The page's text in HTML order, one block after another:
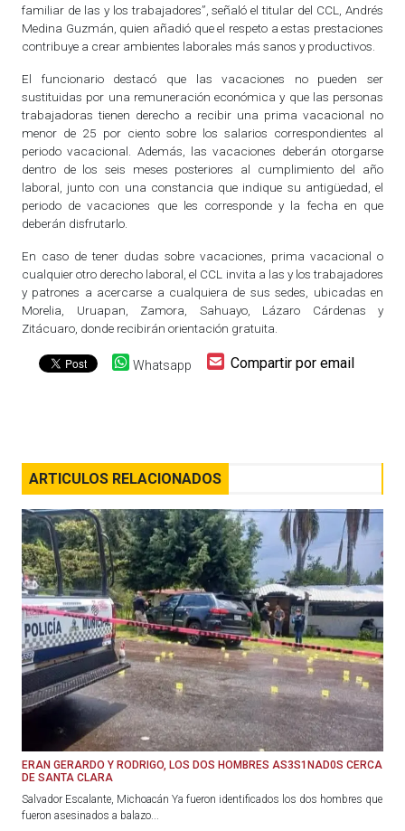
familiar de las y los trabajadores”, señaló el titular del CCL, Andrés
Medina Guzmán, quien añadió que el respeto a estas prestaciones
contribuye a crear ambientes laborales más sanos y productivos.
El funcionario destacó que las vacaciones no pueden ser
sustituidas por una remuneración económica y que las personas
trabajadoras tienen derecho a recibir una prima vacacional no
menor de 25 por ciento sobre los salarios correspondientes al
periodo vacacional. Además, las vacaciones deberán otorgarse
dentro de los seis meses posteriores al cumplimiento del año
laboral, junto con una constancia que indique su antigüedad, el
periodo de vacaciones que les corresponde y la fecha en que
deberán disfrutarlo.
En caso de tener dudas sobre vacaciones, prima vacacional o
cualquier otro derecho laboral, el CCL invita a las y los trabajadores
y patrones a acercarse a cualquiera de sus sedes, ubicadas en
Morelia, Uruapan, Zamora, Sahuayo, Lázaro Cárdenas y
Zitácuaro, donde recibirán orientación gratuita.
Whatsapp Compartir por email
ARTICULOS RELACIONADOS
ERAN GERARDO Y RODRIGO, LOS DOS HOMBRES AS3S1NAD0S CERCA
DE SANTA CLARA
Salvador Escalante, Michoacán Ya fueron identificados los dos hombres que
fueron asesinados a balazo...